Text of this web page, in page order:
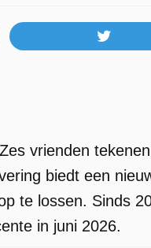
vrienden
biedt een
te lossen. Sinds
in juni 2026.